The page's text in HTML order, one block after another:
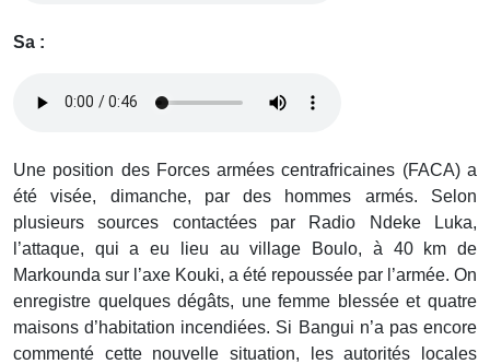
Sa :
Une position des Forces armées centrafricaines (FACA) a
été visée, dimanche, par des hommes armés. Selon
plusieurs sources contactées par Radio Ndeke Luka,
l’attaque, qui a eu lieu au village Boulo, à 40 km de
Markounda sur l’axe Kouki, a été repoussée par l’armée. On
enregistre quelques dégâts, une femme blessée et quatre
maisons d’habitation incendiées. Si Bangui n’a pas encore
commenté cette nouvelle situation, les autorités locales